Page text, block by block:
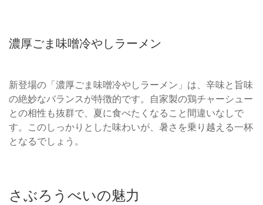
濃厚ごま味噌冷やしラーメン
新登場の「濃厚ごま味噌冷やしラーメン」は、辛味と旨味
の絶妙なバランスが特徴的です。自家製の鶏チャーシュー
との相性も抜群で、夏に食べたくなること間違いなしで
す。このしっかりとした味わいが、暑さを乗り越える一杯
となるでしょう。
さぶろうべいの魅力